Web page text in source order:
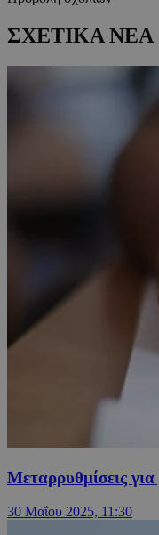
ΣΧΕΤΙΚΑ ΝΕΑ
Μεταρρυθμίσεις
30 Μαΐου 2025, 11:30